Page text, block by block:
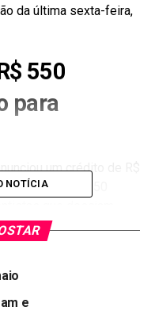
da última sexta-feira,
550
para
um crédito de R$
Cerca de R$ 250
e R$ 300
para pequenos e
shoppings do
pagarão dividendos
NOTÍCIA
e